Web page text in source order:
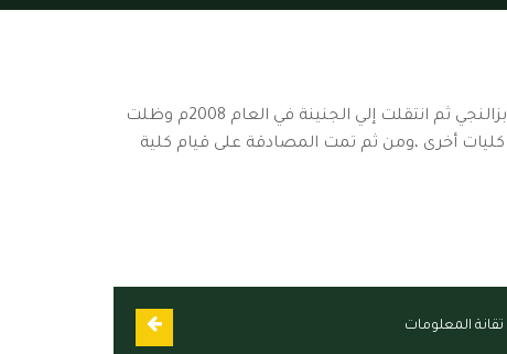
أُنشئت الكلية في عام1995م وفق قانون الجامعة لعام 1995م بمقر الجامعة بزالنجي ثم انتقلت إلي الجنينة في العام 2008م وظلت
إلى جامعة الجنينة ضمن كليات أخرى ،ومن ثم تمت المصادقة على قيام كلية
المعلومات